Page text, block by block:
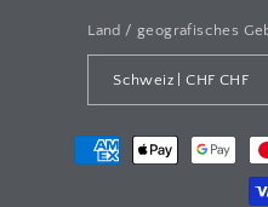
Land / geografisches
Schweiz | CHF CHF
Zahlungsarten